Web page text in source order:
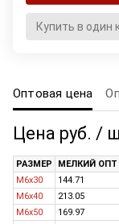
Купить в один
Оптовая цена
Цена руб. /
РАЗМЕР МЕЛКИЙ ОПТ
M6x30
144.71
M6x40
213.05
M6x50
169.97